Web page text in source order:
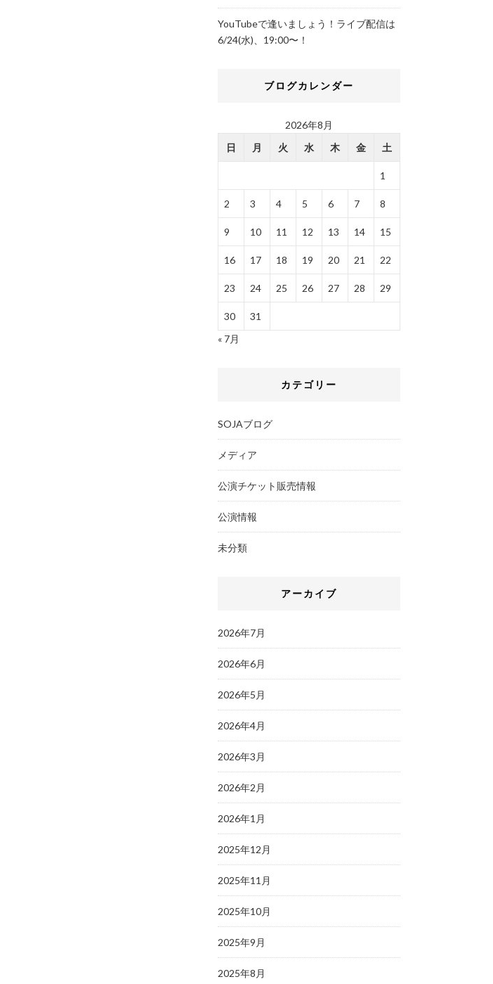
YouTubeで逢いましょう！ライブ配信は
6/24(水)、19:00〜！
ブログカレンダー
2026年8月
日
月 火 水 木 金 土
1
2 3 4 5 6 7 8
9 10 11 12 13 14 15
16 17 18 19 20 21 22
23 24 25 26 27 28 29
30
31
« 7月
カテゴリー
SOJAブログ
メディア
公演チケット販売情報
公演情報
未分類
アーカイブ
2026年7月
2026年6月
2026年5月
2026年4月
2026年3月
2026年2月
2026年1月
2025年12月
2025年11月
2025年10月
2025年9月
2025年8月